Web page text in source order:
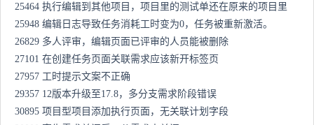
25464 执行编辑到其他项目，项目里的测试单还在原来的项目里
25948 编辑日志导致任务消耗工时变为0，任务被重新激活。
26829 多人评审，编辑页面已评审的人员能被删除
27101 在创建任务页面关联需求应该新开标签页
27957 工时提示文案不正确
29357 12版本升级至17.8，多分支需求阶段错误
30895 项目型项目添加执行页面，无关联计划字段